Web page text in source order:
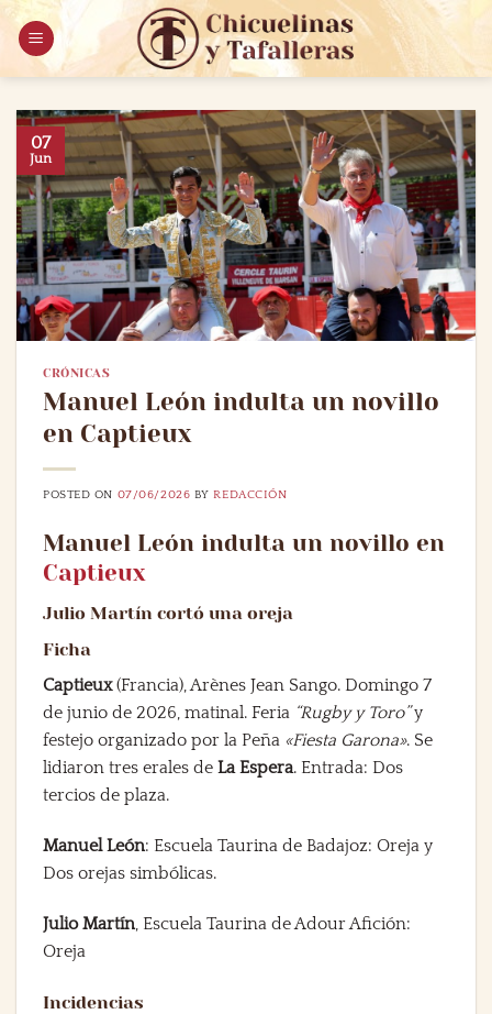
Saltar
contenido
07
Jun
CRÓNICAS
Manuel León indulta un novillo
en Captieux
POSTED ON 07/06/2026 BYREDACCIÓN
Manuel León indulta un novillo en
Captieux
Julio Martín cortó una oreja
Ficha
Captieux(Francia), Arènes Jean Sango. Domingo 7
de junio de 2026, matinal. Feria “Rugby y Toro”y
festejo organizado por la Peña «Fiesta Garona». Se
lidiaron tres erales de La Espera. Entrada: Dos
tercios de plaza.
Manuel León: Escuela Taurina de Badajoz: Oreja y
Dos orejas simbólicas.
Julio Martín, Escuela Taurina de Adour Afición:
Oreja
Incidencias